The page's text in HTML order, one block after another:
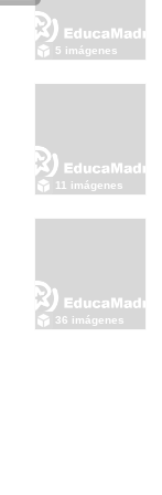
5 imágenes
11 imágenes
36 imágenes